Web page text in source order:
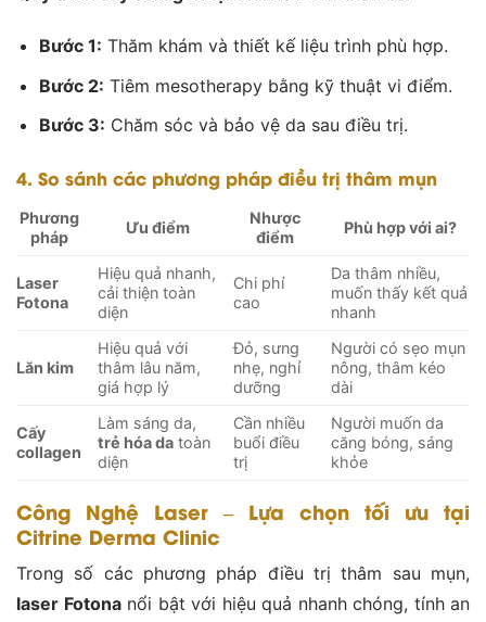
Bước 1: Thăm khám và thiết kế liệu trình phù hợp.
Bước 2: Tiêm mesotherapy bằng kỹ thuật vi điểm.
Bước 3: Chăm sóc và bảo vệ da sau điều trị.
4. So sánh các phương pháp điều trị thâm mụn
Phương
pháp
Ưu điểm
Nhược
điểm
Phù hợp với ai?
Laser
Fotona
Hiệu quả nhanh,
cải thiện toàn
diện
Chi phí
cao
Da thâm nhiều,
muốn thấy kết quả
nhanh
Lăn kim
Hiệu quả với
thâm lâu năm,
giá hợp lý
Đỏ, sưng
nhẹ, nghỉ
dưỡng
Người có sẹo mụn
nông, thâm kéo
dài
Cấy
collagen
Làm sáng da,
trẻ hóa da toàn
diện
Cần nhiều
buổi điều
trị
Người muốn da
căng bóng, sáng
khỏe
Công Nghệ Laser – Lựa chọn tối ưu tại
Citrine Derma Clinic
Trong số các phương pháp điều trị thâm sau mụn,
laser Fotonanổi bật với hiệu quả nhanh chóng, tính an